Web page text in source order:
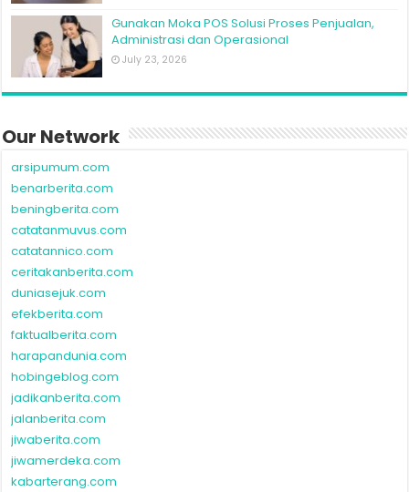
Gunakan Moka POS Solusi Proses Penjualan,
Administrasi dan Operasional
July 23, 2026
Our Network
arsipumum.com
benarberita.com
beningberita.com
catatanmuvus.com
catatannico.com
ceritakanberita.com
duniasejuk.com
efekberita.com
faktualberita.com
harapandunia.com
hobingeblog.com
jadikanberita.com
jalanberita.com
jiwaberita.com
jiwamerdeka.com
kabarterang.com